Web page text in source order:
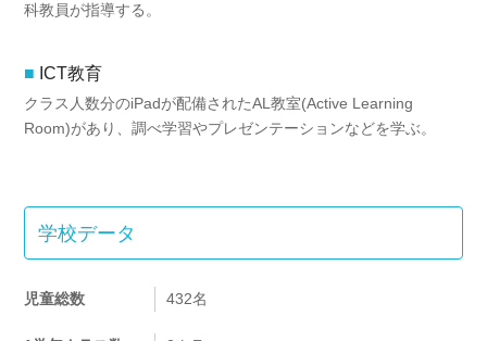
科教員が指導する。
ICT教育
クラス人数分のiPadが配備されたAL教室(Active Learning
Room)があり、調べ学習やプレゼンテーションなどを学ぶ。
学校データ
児童総数 432名